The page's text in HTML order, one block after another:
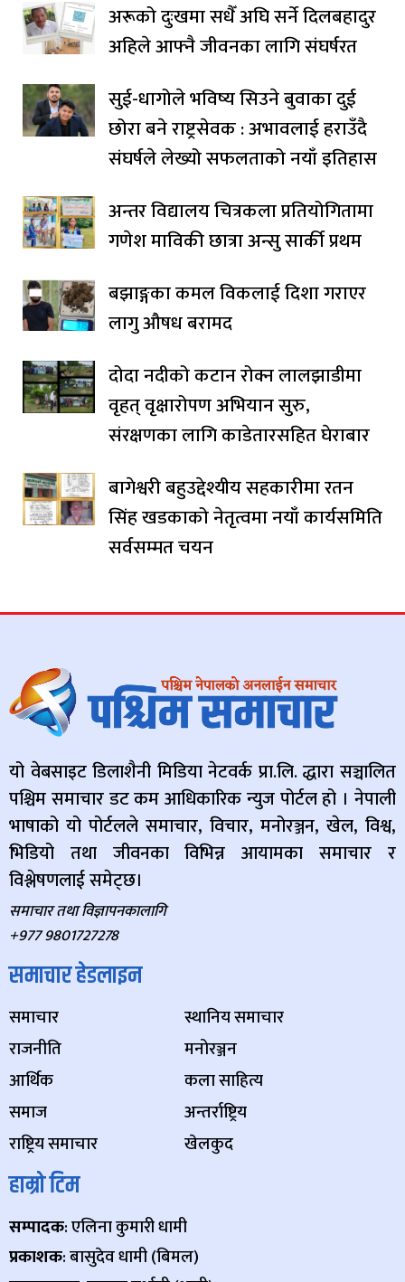
अरूको दुःखमा सधैँ अघि सर्ने दिलबहादुर
अहिले आफ्नै जीवनका लागि संघर्षरत
सुई-धागोले भविष्य सिउने बुवाका दुई
छोरा बने राष्ट्रसेवक : अभावलाई हराउँदै
संघर्षले लेख्यो सफलताको नयाँ इतिहास
अन्तर विद्यालय चित्रकला प्रतियोगितामा
गणेश माविकी छात्रा अन्सु सार्की प्रथम
बझाङ्गका कमल विकलाई दिशा गराएर
लागु औषध बरामद
दोदा नदीको कटान रोक्न लालझाडीमा
वृहत् वृक्षारोपण अभियान सुरु,
संरक्षणका लागि काडेतारसहित घेराबार
बागेश्वरी बहुउद्देश्यीय सहकारीमा रतन
सिंह खडकाको नेतृत्वमा नयाँ कार्यसमिति
सर्वसम्मत चयन
यो वेबसाइट डिलाशैनी मिडिया नेटवर्क प्रा.लि. द्धारा सञ्चालित
पश्चिम समाचार डट कम आधिकारिक न्युज पोर्टल हो । नेपाली
भाषाको यो पोर्टलले समाचार, विचार, मनोरञ्जन, खेल, विश्व,
भिडियो तथा जीवनका विभिन्न आयामका समाचार र
विश्लेषणलाई समेट्छ।
समाचार तथा विज्ञापनकालागि
+977 9801727278
समाचार हेडलाइन
समाचार
राजनीति
आर्थिक
समाज
राष्ट्रिय समाचार
स्थानिय समाचार
मनोरञ्जन
कला साहित्य
अन्तर्राष्ट्रिय
खेलकुद
हाम्रो टिम
सम्पादक: एलिना कुमारी धामी
प्रकाशक: बासुदेव धामी (बिमल)